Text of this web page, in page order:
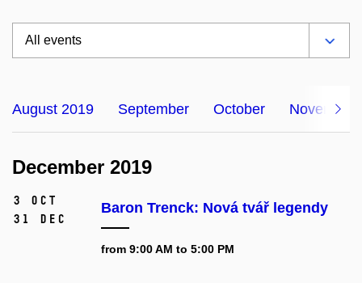
August 2019 September October November
December 2019
3 Oct
31 Dec
Baron Trenck: Nová tvář legendy
from 9:00 AM to 5:00 PM